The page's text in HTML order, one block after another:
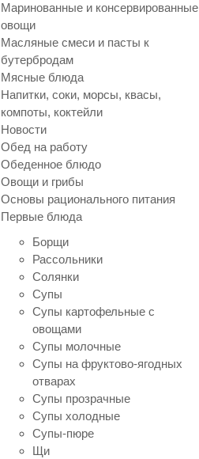
Маринованные и консервированные
овощи
Масляные смеси и пасты к
бутербродам
Мясные блюда
Напитки, соки, морсы, квасы,
компоты, коктейли
Новости
Обед на работу
Обеденное блюдо
Овощи и грибы
Основы рационального питания
Первые блюда
Борщи
Рассольники
Солянки
Супы
Супы картофельные с
овощами
Супы молочные
Супы на фруктово-ягодных
отварах
Супы прозрачные
Супы холодные
Супы-пюре
Щи